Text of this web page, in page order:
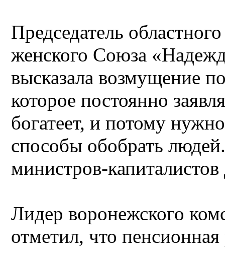
Председатель
женского Союза
высказала возмущение
которое постоянно
богатеет, и потому
способы обобрать
министров-
Лидер воронежского
отметил, что